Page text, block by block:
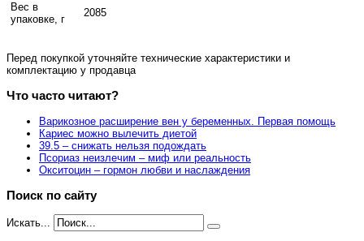
Вес в
упаковке, г
2085
Перед покупкой уточняйте технические характеристики и
комплектацию у продавца
Что часто читают?
Варикозное расширение вен у беременных. Первая помощь
Кариес можно вылечить диетой
39.5 – снижать нельзя подождать
Псориаз неизлечим – миф или реальность
Окситоцин – гормон любви и наслаждения
Поиск по сайту
Искать...